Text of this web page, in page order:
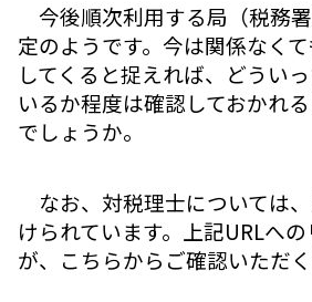
今後順次利用する局（税務
定のようです。今は関係なく
してくると捉えれば、どうい
いるか程度は確認しておかれ
でしょうか。
なお、対税理士については
けられています。上記URLへ
が、こちらからご確認いただく